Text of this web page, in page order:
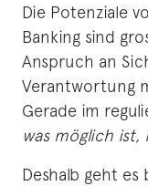
Die Potenziale
Banking sind
Anspruch an
Verantwortung
Gerade im
was möglich
Deshalb geht